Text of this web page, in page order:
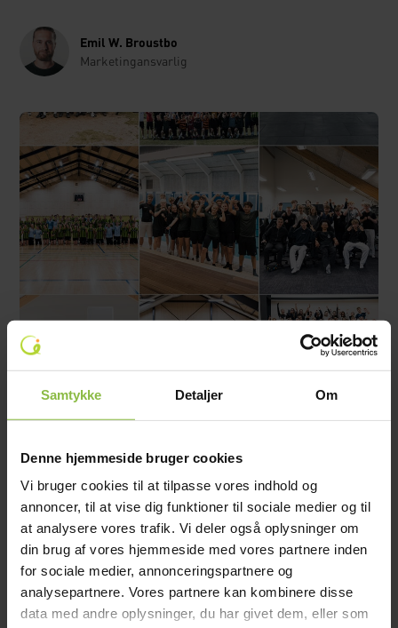
Samtykke Detaljer Om
Denne hjemmeside bruger cookies
Vi bruger cookies til at tilpasse vores indhold og
annoncer, til at vise dig funktioner til sociale medier og til
at analysere vores trafik. Vi deler også oplysninger om
din brug af vores hjemmeside med vores partnere inden
for sociale medier, annonceringspartnere og
analysepartnere. Vores partnere kan kombinere disse
data med andre oplysninger, du har givet dem, eller som
Emil W. Broustbo
Marketingansvarlig
Relaterede nyheder
16. februar 2026
Nu kan du tilmelde dig
Ambassadørkorpset 26/27
LÆS MERE